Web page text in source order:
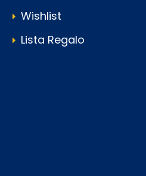
Wishlist
Lista Regalo